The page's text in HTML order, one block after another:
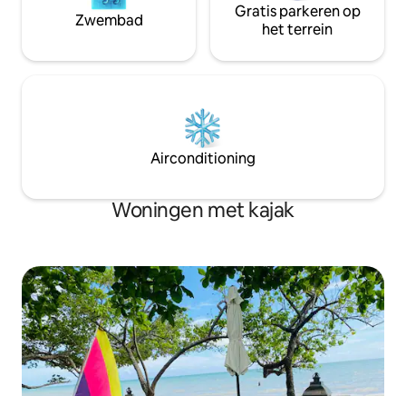
Zwembad
Gratis parkeren op
het terrein
Airconditioning
Woningen met kajak